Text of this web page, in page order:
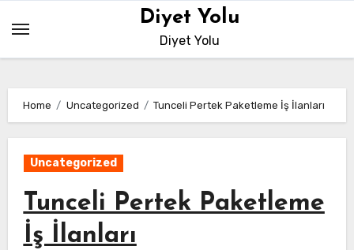
content
Diyet Yolu
Diyet Yolu
Home Uncategorized Tunceli Pertek Paketleme İş İlanları
Uncategorized
Tunceli Pertek Paketleme
İş İlanları